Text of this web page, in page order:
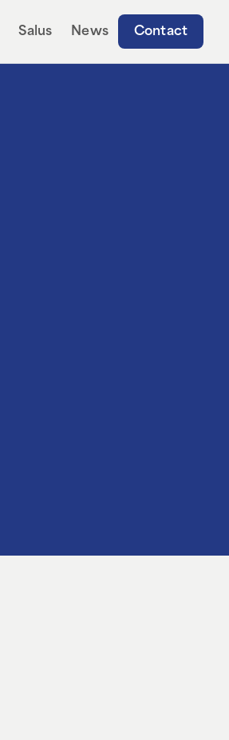
Salus News Contact